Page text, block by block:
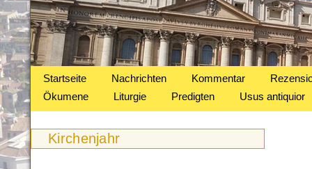
Startseite Nachrichten Kommentar
Ökumene
Liturgie Predigten Usus antiquior
Kirchenjahr